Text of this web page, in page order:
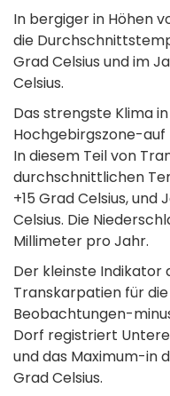
In bergiger in Höhen
die
Grad Celsius und im
Celsius.
Das strengste Klima
Hochgebirgszone-auf
In diesem Teil von
durchschnittlichen
+15 Grad Celsius,
Celsius. Die
Millimeter pro Jahr.
Der kleinste Indikator
Transkarpatien für
Beobachtungen-
Dorf registriert
und das Maximum-in
Grad Celsius.